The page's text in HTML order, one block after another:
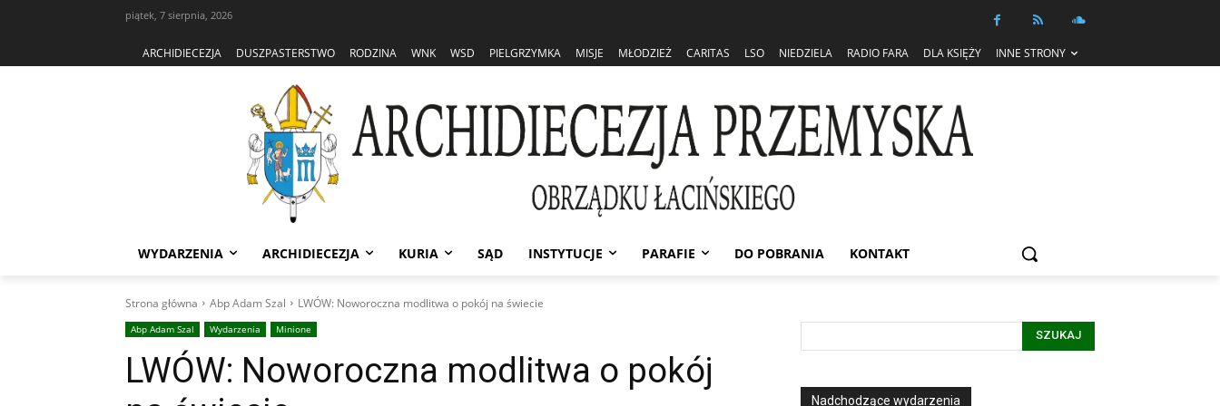
piątek, 7 sierpnia, 2026
ARCHIDIECEZJA DUSZPASTERSTWO RODZINA WNK WSD PIELGRZYMKA MISJE MŁODZIEŻ CARITAS LSO NIEDZIELA RADIO FARA DLA KSIĘŻY INNE STRONY
WYDARZENIA ARCHIDIECEZJA KURIA SĄD INSTYTUCJE PARAFIE DO POBRANIA KONTAKT
Strona główna Abp Adam Szal LWÓW: Noworoczna modlitwa o pokój na świecie
Abp Adam Szal Wydarzenia Minione
LWÓW: Noworoczna modlitwa o pokój
SZUKAJ
Nadchodzące wydarzenia